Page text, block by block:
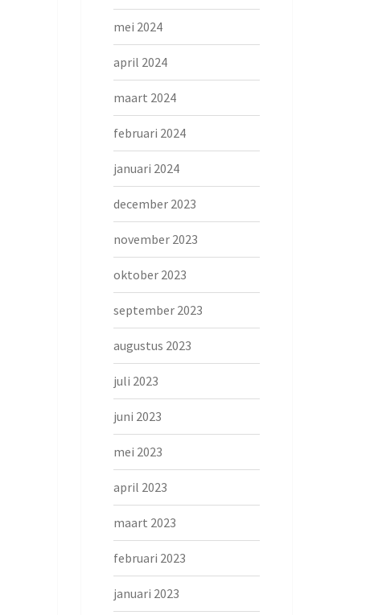
mei 2024
april 2024
maart 2024
februari 2024
januari 2024
december 2023
november 2023
oktober 2023
september 2023
augustus 2023
juli 2023
juni 2023
mei 2023
april 2023
maart 2023
februari 2023
januari 2023